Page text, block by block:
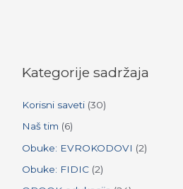
h
o
r
Kategorije sadržaja
Korisni saveti (30)
Naš tim (6)
Obuke: EVROKODOVI (2)
Obuke: FIDIC (2)